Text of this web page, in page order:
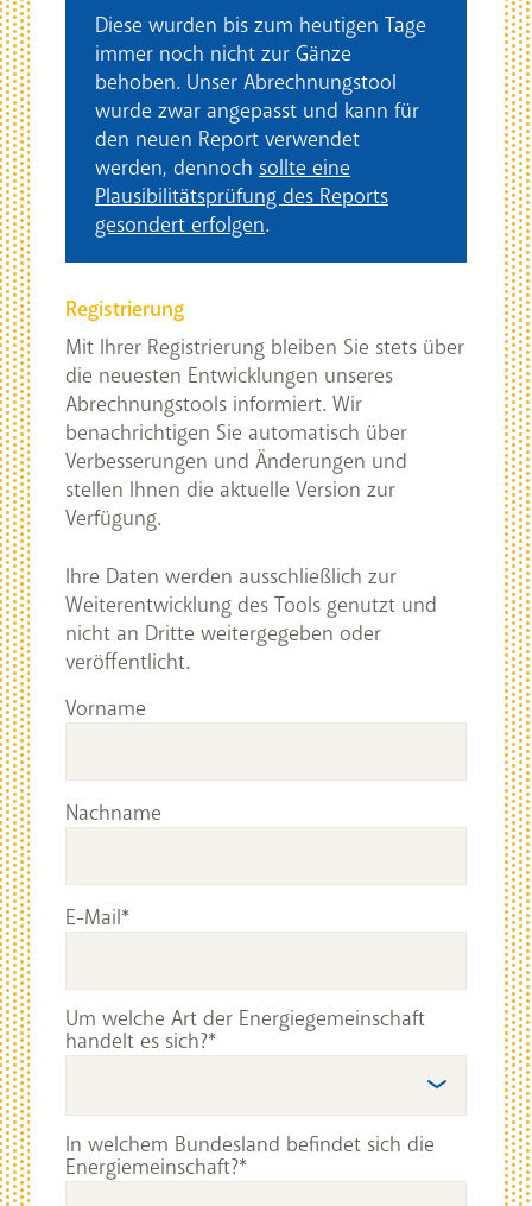
Diese wurden bis zum heutigen Tage
immer noch nicht zur Gänze
behoben. Unser Abrechnungstool
wurde zwar angepasst und kann für
den neuen Report verwendet
werden, dennoch sollte eine
Plausibilitätsprüfung des Reports
gesondert erfolgen.
Registrierung
Mit Ihrer Registrierung bleiben Sie stets über
die neuesten Entwicklungen unseres
Abrechnungstools informiert. Wir
benachrichtigen Sie automatisch über
Verbesserungen und Änderungen und
stellen Ihnen die aktuelle Version zur
Verfügung.
Ihre Daten werden ausschließlich zur
Weiterentwicklung des Tools genutzt und
nicht an Dritte weitergegeben oder
veröffentlicht.
Vorname
Nachname
E-Mail
Um welche Art der Energiegemeinschaft
handelt es sich?
In welchem Bundesland befindet sich die
Energiemeinschaft?